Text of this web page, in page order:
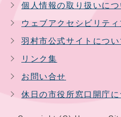
個人情報の取り扱いにつ
ウェブアクセシビリティ
羽村市公式サイトについ
リンク集
お問い合せ
休日の市役所窓口開庁に